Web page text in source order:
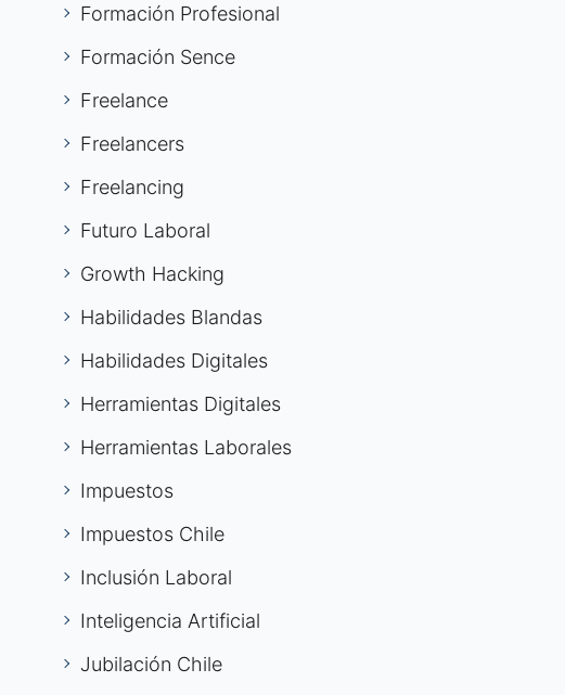
Formación Profesional
Formación Sence
Freelance
Freelancers
Freelancing
Futuro Laboral
Growth Hacking
Habilidades Blandas
Habilidades Digitales
Herramientas Digitales
Herramientas Laborales
Impuestos
Impuestos Chile
Inclusión Laboral
Inteligencia Artificial
Jubilación Chile